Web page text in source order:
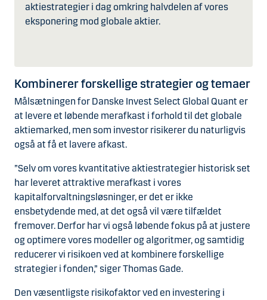
aktiestrategier i dag omkring halvdelen af vores
eksponering mod globale aktier.
Kombinerer forskellige strategier og temaer
Målsætningen for Danske Invest Select Global Quant er
at levere et løbende merafkast i forhold til det globale
aktiemarked, men som investor risikerer du naturligvis
også at få et lavere afkast.
”Selv om vores kvantitative aktiestrategier historisk set
har leveret attraktive merafkast i vores
kapitalforvaltningsløsninger, er det er ikke
ensbetydende med, at det også vil være tilfældet
fremover. Derfor har vi også løbende fokus på at justere
og optimere vores modeller og algoritmer, og samtidig
reducerer vi risikoen ved at kombinere forskellige
strategier i fonden,” siger Thomas Gade.
Den væsentligste risikofaktor ved en investering i